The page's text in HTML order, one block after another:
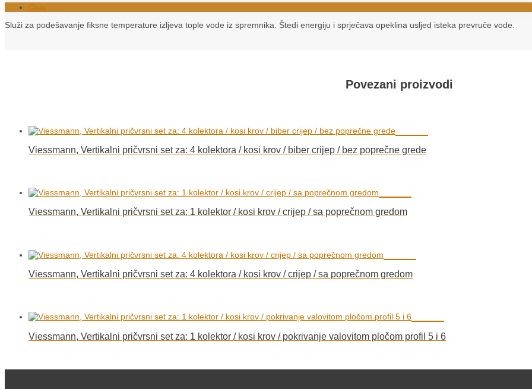
Opis
Služi za podešavanje fiksne temperature izljeva tople vode iz spremnika. Štedi energiju i sprječava opeklina usljed isteka prevruče vode.
Povezani proizvodi
Viessmann, Vertikalni pričvrsni set za: 4 kolektora / kosi krov / biber crijep / bez poprečne grede
Viessmann, Vertikalni pričvrsni set za: 1 kolektor / kosi krov / crijep / sa poprečnom gredom
Viessmann, Vertikalni pričvrsni set za: 4 kolektora / kosi krov / crijep / sa poprečnom gredom
Viessmann, Vertikalni pričvrsni set za: 1 kolektor / kosi krov / pokrivanje valovitom pločom profil 5 i 6